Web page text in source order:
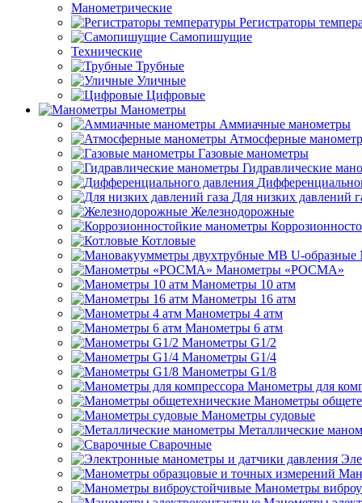
Манометрические
Регистраторы
Самопишущие
Технические
Трубные
Уличные
Цифровые
Манометры
Аммиачные манометры
Атмосферные
Газовые манометры
Гидравлические
Для низких давлений
Железнодорожные
Котловые
Манометры «РОСМА»
Манометры 10 атм
Манометры 16 атм
Манометры 4 атм
Манометры 6 атм
Манометры G1/2
Манометры G1/4
Манометры G1/8
Манометры для
Манометры
Манометры судовые
Металлические
Сварочные
Манометры